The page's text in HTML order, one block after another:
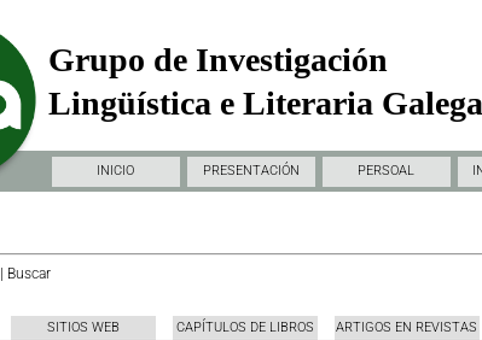
Grupo de Investigación
Lingüística e Literaria Galega
INICIO PRESENTACIÓN PERSOAL
Buscar
SITIOS WEB CAPÍTULOS DE LIBROS ARTIGOS EN REVISTAS